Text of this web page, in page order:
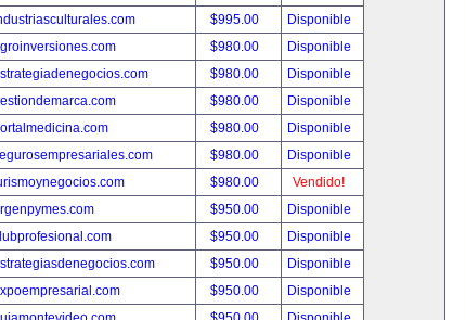
$995.00
Disponible
$980.00
Disponible
$980.00
Disponible
$980.00
Disponible
$980.00
Disponible
$980.00
Disponible
$980.00
Vendido!
$950.00
Disponible
$950.00
Disponible
$950.00
Disponible
$950.00
Disponible